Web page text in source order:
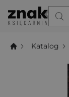
Katalog